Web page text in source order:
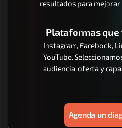
resultados para mejorar
Plataformas que
Instagram, Facebook,
YouTube.
audiencia, oferta y
Agenda un